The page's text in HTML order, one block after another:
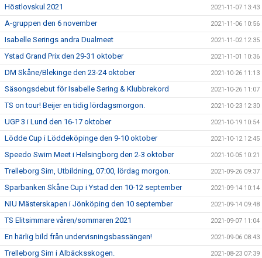
Höstlovskul 2021 2021-11-07 13:43
A-gruppen den 6 november 2021-11-06 10:56
Isabelle Serings andra Dualmeet 2021-11-02 12:35
Ystad Grand Prix den 29-31 oktober 2021-11-01 10:36
DM Skåne/Blekinge den 23-24 oktober 2021-10-26 11:13
Säsongsdebut för Isabelle Sering & Klubbrekord 2021-10-26 11:07
TS on tour! Beijer en tidig lördagsmorgon. 2021-10-23 12:30
UGP 3 i Lund den 16-17 oktober 2021-10-19 10:54
Lödde Cup i Löddeköpinge den 9-10 oktober 2021-10-12 12:45
Speedo Swim Meet i Helsingborg den 2-3 oktober 2021-10-05 10:21
Trelleborg Sim, Utbildning, 07:00, lördag morgon. 2021-09-26 09:37
Sparbanken Skåne Cup i Ystad den 10-12 september 2021-09-14 10:14
NIU Mästerskapen i Jönköping den 10 september 2021-09-14 09:48
TS Elitsimmare våren/sommaren 2021 2021-09-07 11:04
En härlig bild från undervisningsbassängen! 2021-09-06 08:43
Trelleborg Sim i Albäcksskogen. 2021-08-23 07:39